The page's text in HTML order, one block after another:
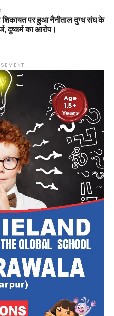
शिकायत पर हुआ नैनीताल दुग्ध संघ के
दुष्कर्म का आरोप।